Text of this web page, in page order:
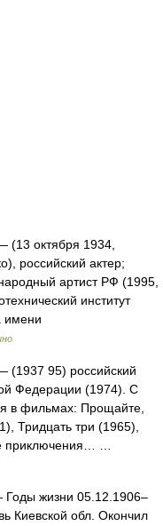
(13 октября 1934,
российский актер;
артист РФ (1995,
институт
имени
(1937 95) российский
Федерации (1974). С
в фильмах: Прощайте,
Тридцать три (1965),
приключения… …
жизни 05.12.1906–
Киевской обл. Окончил